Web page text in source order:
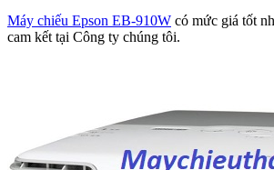
Máy chiếu Epson EB-910W có mức giá tốt
cam kết tại Công ty chúng tôi.